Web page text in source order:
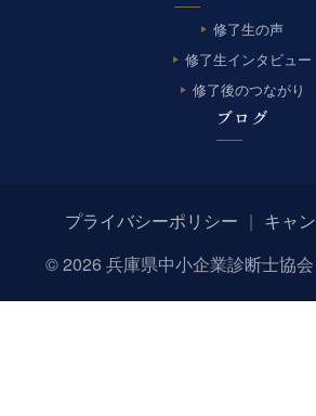
修了生の声
修了生インタビュー
修了後のつながり
ブログ
プライバシーポリシー | キャ
© 2026 兵庫県中小企業診断士協